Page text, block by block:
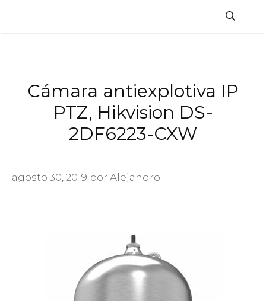
Cámara antiexplotiva IP
PTZ, Hikvision DS-
2DF6223-CXW
agosto 30, 2019 por Alejandro